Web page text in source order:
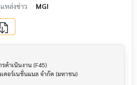
แหล่งข่าว MGI